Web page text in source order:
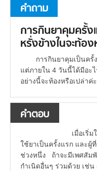
คำถาม
การกินยาคุมครั้ง
หรั่งข้างในจะท้อง
การกินยาคุมเป็นครั้
แต่ภายใน 4 วันนี้ได้มีอะ
อย่างนี้จะท้องหรือเปล่าค่ะ
คำตอบ
เมื่อเริ่มใช้ยาเ
ใช้ยาเป็นครั้งแรก และผู้
ช่วงหนึ่ง ถ้าจะมีเพศสัม
กำเนิดอื่นๆ ร่วมด้วย เช่น